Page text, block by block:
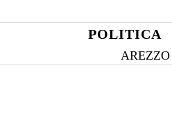
POLITICA
AREZZO